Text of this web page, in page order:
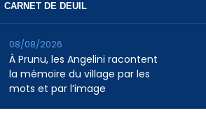
CARNET DE DEUIL
À Prunu, les Angelini racontent
la mémoire du village par les
mots et par l’image
08/08/2026